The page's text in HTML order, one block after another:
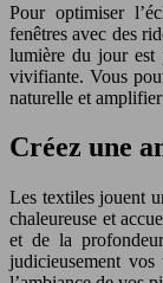
Pour optimiser
fenêtres avec des
lumière du jour est
vivifiante. Vous
naturelle et
Créez une
Les textiles jouent
chaleureuse et
et de la
judicieusement